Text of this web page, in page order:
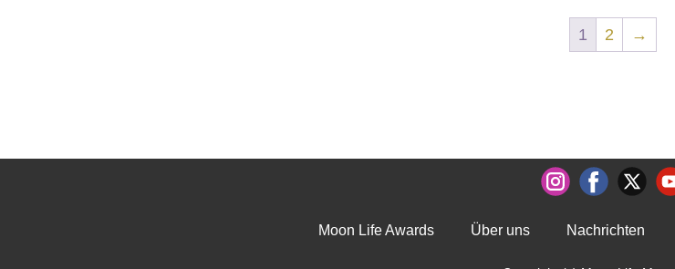
1 2 →
Moon Life Awards Über uns Nachrichten